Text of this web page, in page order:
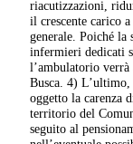
riacutizzazioni,
il crescente carico
generale. Poiché la
infermieri dedicati
l’ambulatorio verrà
Busca. 4)
oggetto la carenza
territorio del
seguito al